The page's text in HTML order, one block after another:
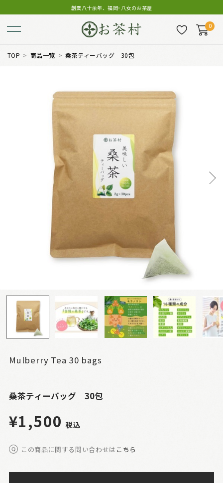
創業八十余年、福岡･八女のお茶屋
0
TOP 商品一覧 桑茶ティーバッグ 30包
Mulberry Tea 30 bags
桑茶ティーバッグ 30包
¥1,500 税込
この商品に関する問い合わせは こちら